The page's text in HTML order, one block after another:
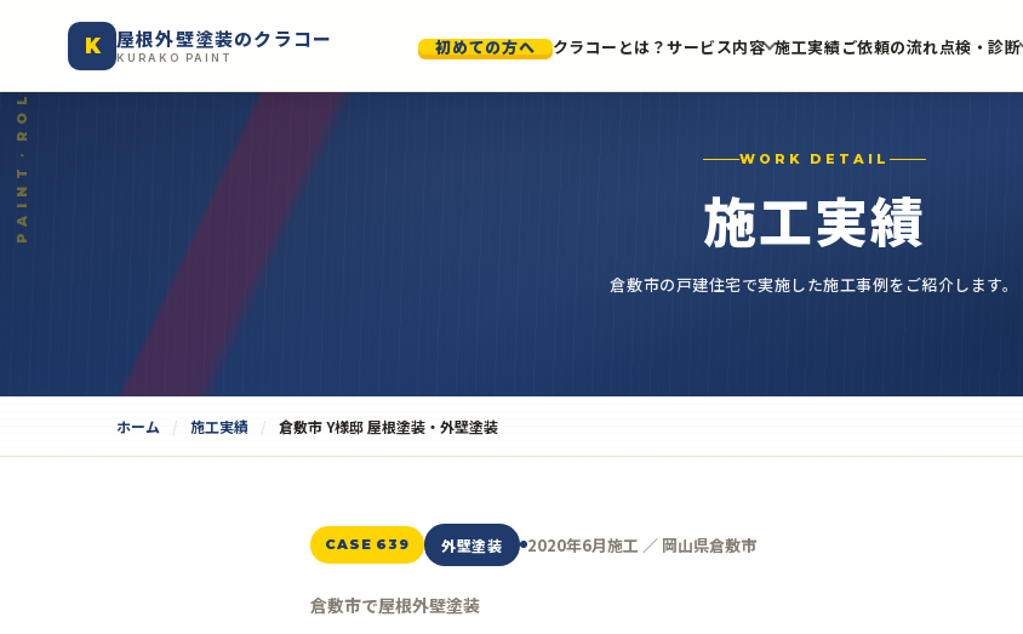
K 屋根外壁塗装のクラコー
KURAKO PAINT 初めての方へ クラコーとは？サービス内容 施工実績ご依頼の流れ点検・診断
WORK DETAIL
施工実績
倉敷市の戸建住宅で実施した施工事例をご紹介します。
ホーム 施工実績 倉敷市 Y様邸 屋根塗装・外壁塗装
CASE 639 外壁塗装 2020年6月施工 ／ 岡山県倉敷市
倉敷市で屋根外壁塗装